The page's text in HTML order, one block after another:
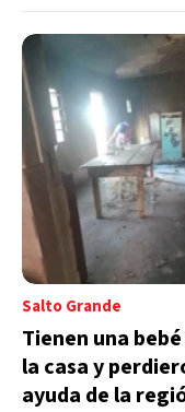
Salto Grande
Tienen una
la casa y
ayuda de la